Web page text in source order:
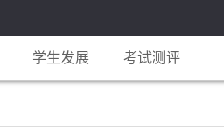
学生发展 考试测评